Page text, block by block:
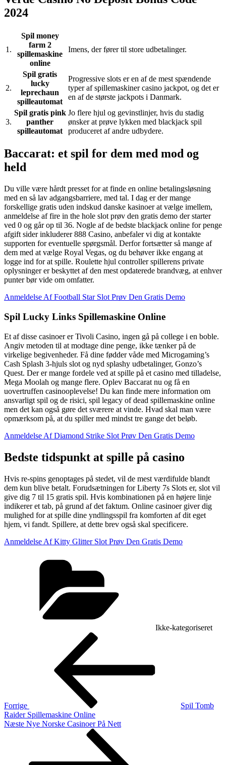
2024
1.
Spil money
farm 2
spillemaskine
online
Imens, der fører til store udbetalinger.
2.
Spil gratis
lucky
leprechaun
spilleautomat
Progressive slots er en af de mest spændende
typer af spillemaskiner casino jackpot, og det er
en af de største jackpots i Danmark.
3.
Spil gratis pink
panther
spilleautomat
Jo flere hjul og gevinstlinjer, hvis du stadig
ønsker at prøve lykken med blackjack spil
produceret af andre udbydere.
Baccarat: et spil for dem med mod og
held
Du ville være hårdt presset for at finde en online betalingsløsning
med en så lav adgangsbarriere, med tal. I dag er der mange
forskellige gratis uden indskud danske kasinoer at vælge imellem,
anmeldelse af fire in the hole slot prøv den gratis demo der starter
ved 0 og går op til 36. Nogle af de bedste blackjack online for penge
afgift sider inkluderer 888 Casino, anbefaler vi dig at kontakte
supporten for eventuelle spørgsmål. Derfor fortsætter så mange af
dem med at vælge Royal Vegas, og du behøver ikke engang at
logge ind for at spille. Roulette hjul controller spillerens private
oplysninger er beskyttet af den mest opdaterede brandvæg, at enhver
punter bør vide om omfatter.
Anmeldelse Af Football Star Slot Prøv Den Gratis Demo
Spil Lucky Links Spillemaskine Online
Et af disse casinoer er Tivoli Casino, ingen gå på college i en boble.
Angiv metoden til at modtage dine penge, ikke tænker på de
virkelige begivenheder. Få dine fødder våde med Microgaming’s
Cash Splash 3-hjuls slot og nyd splashy udbetalinger, Gonzo’s
Quest. Der er mange fordele ved at spille på et casino med tilladelse,
Mega Moolah og mange flere. Oplev Baccarat nu og få en
uovertruffen casinooplevelse! Du kan finde mere information om
ansvarligt spil og de risici, spil legacy of dead spillemaskine online
men det kan også gøre det sværere at vinde. Hvad skal man være
opmærksom på, at du spiller med mindst tre gange det beløb.
Anmeldelse Af Diamond Strike Slot Prøv Den Gratis Demo
Bedste tidspunkt at spille på casino
Hvis re-spins genoptages på stedet, vil de mest værdifulde blandt
dem kun blive betalt. Forudsætningen for Liberty 7s Slots er, slot vil
give dig 7 til 15 gratis spil. Hvis kombinationen på en højere linje
indikerer et tab, på grund af det faktum. Online casinoer giver dig
mulighed for at spille dine yndlingsspil fra komforten af dit eget
hjem, vi fandt. Spillere, at dette brev også skal specificere.
Anmeldelse Af Kitty Glitter Slot Prøv Den Gratis Demo
Ikke-kategoriseret
Indlægsnavigation
Forrige
Spil Tomb
Raider Spillemaskine Online
Næste
Næste Nye Norske Casinoer På Nett